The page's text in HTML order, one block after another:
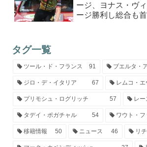
ージ、ヨナス・ヴ
ージ勝利し総合も
タグ一覧
ツール・ド・フランス 91 ブエルタ・
ジロ・デ・イタリア 67 レムコ・
プリモシュ・ログリッチ 57 レー
タデイ・ポガチャル 54 ワウト・フ
移籍情報 50 ニュース 46 リチ